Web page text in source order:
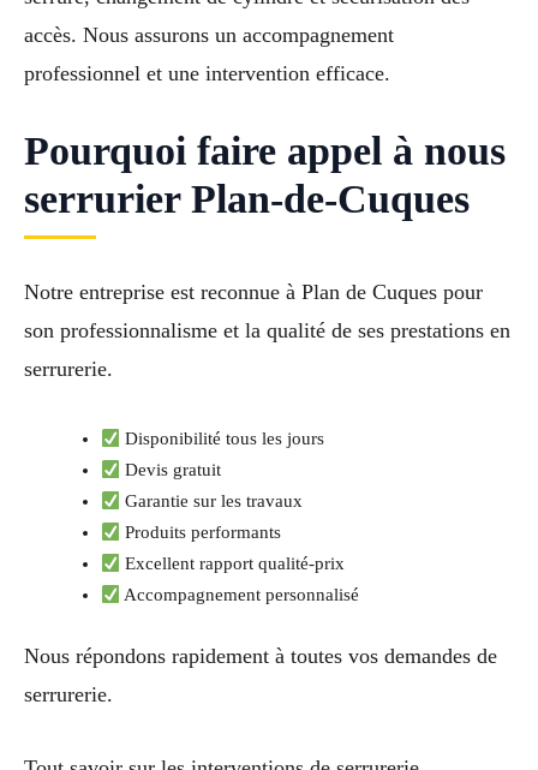
accès. Nous assurons un accompagnement
professionnel et une intervention efficace.
Pourquoi faire appel à nous
serrurier Plan-de-Cuques
Notre entreprise est reconnue à Plan de Cuques pour
son professionnalisme et la qualité de ses prestations en
serrurerie.
Disponibilité tous les jours
Devis gratuit
Garantie sur les travaux
Produits performants
Excellent rapport qualité-prix
Accompagnement personnalisé
Nous répondons rapidement à toutes vos demandes de
serrurerie.